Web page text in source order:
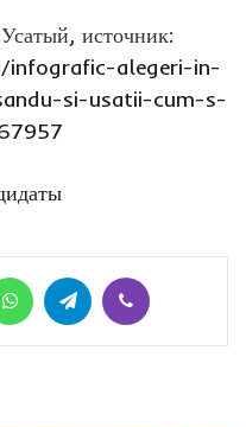
источник:
alegeri-in-
si-usatii-cum-s-
WhatsAppTelegram